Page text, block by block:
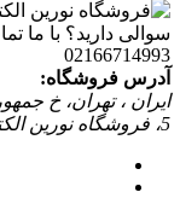
سوالی دارید؟ با ما
02166714993
آدرس فروشگاه:
ایران ، تهران، خ
5، فروشگاه نورین الکترونیک